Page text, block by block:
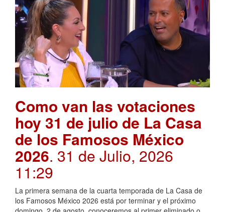
Como van las votaciones
hoy 31 de julio de La Casa
de los Famosos México
2026. 31 de Julio, 2026
11:29
La primera semana de la cuarta temporada de La Casa de
los Famosos México 2026 está por terminar y el próximo